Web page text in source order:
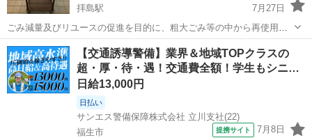
拝島駅
7月27日
ごみ減量及びリユースの促進を目的に、粗大ごみ等の中から再使用可
能なものを清掃・補修等したリサイクル品の販売を行っています。 ※
リサイクルプラザにおいて売れてしまっている場合があります。 ※商
品に関する問合せ対応は行ってお...
東京 福生市 拝島駅 その他 キャスター
【交通誘導警備】業界＆地域TOPクラスの
超・厚・待・遇！交通費全額！学生もシニ…
日給13,000円
日払い
サンエス警備保障株式会社 立川支社(22)
福生市
提携サイト 7月8日